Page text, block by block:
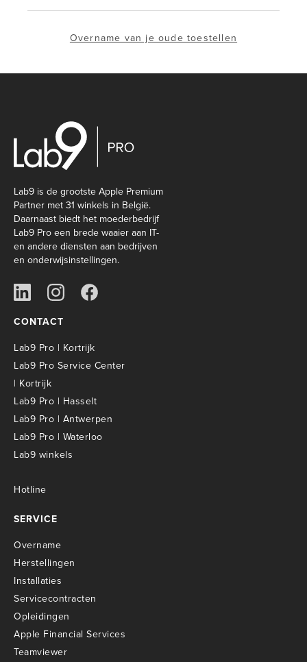
Overname van je oude toestellen
Lab9 is de grootste Apple Premium
Partner met 31 winkels in België.
Daarnaast biedt het moederbedrijf
Lab9 Pro een brede waaier aan IT-
en andere diensten aan bedrijven
en onderwijsinstellingen.
CONTACT
Lab9 Pro | Kortrijk
Lab9 Pro Service Center
| Kortrijk
Lab9 Pro | Hasselt
Lab9 Pro | Antwerpen
Lab9 Pro | Waterloo
Lab9 winkels
Hotline
SERVICE
Overname
Herstellingen
Installaties
Servicecontracten
Opleidingen
Apple Financial Services
Teamviewer